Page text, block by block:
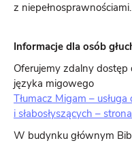
z niepełnosprawnościami.
Informacje dla osób
Oferujemy zdalny dostęp
języka migowego
Tłumacz Migam –
i słabosłyszących –
W budynku głównym